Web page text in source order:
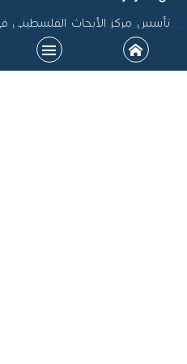
أول منصة فلسطينية رسمية
وتوثيق سيرتها، فضلاً عن